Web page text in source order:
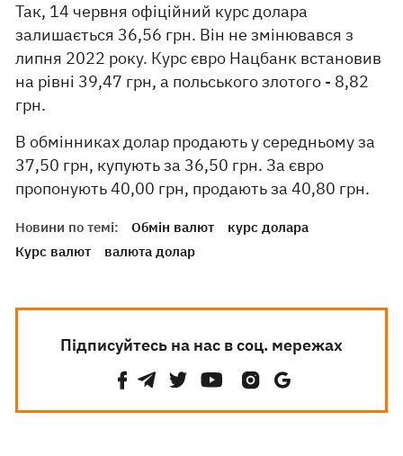
Так, 14 червня офіційний курс долара
залишається 36,56 грн. Він не змінювався з
липня 2022 року. Курс євро Нацбанк встановив
на рівні 39,47 грн, а польського злотого - 8,82
грн.
В обмінниках долар продають у середньому за
37,50 грн, купують за 36,50 грн. За євро
пропонують 40,00 грн, продають за 40,80 грн.
Новини по темі: Обмін валют
курс долара
Курс валют
валюта долар
Підписуйтесь на нас в соц. мережах